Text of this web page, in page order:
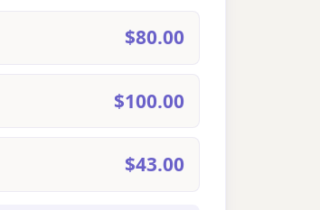
$80.00
$100.00
$43.00